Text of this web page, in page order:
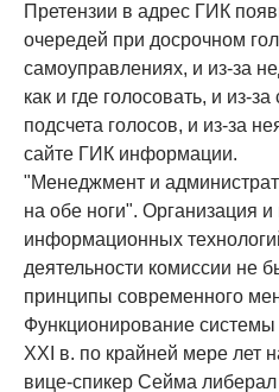
Претензии в адрес ГИК
очередей при досрочном
самоуправлениях, и из-за
как и где голосовать, и из-
подсчета голосов, и из-за
сайте ГИК информации.
"Менеджмент и
на обе ноги". Организация
информационных
деятельности комиссии не
принципы современного
Функционирование
XXI в. по крайней мере лет
вице-спикер Сейма